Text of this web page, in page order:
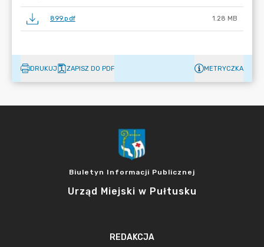
899.pdf 1.28 MB
DRUKUJ ZAPISZ DO PDF METRYCZKA
Biuletyn Informacji Publicznej
Urząd Miejski w Pułtusku
REDAKCJA